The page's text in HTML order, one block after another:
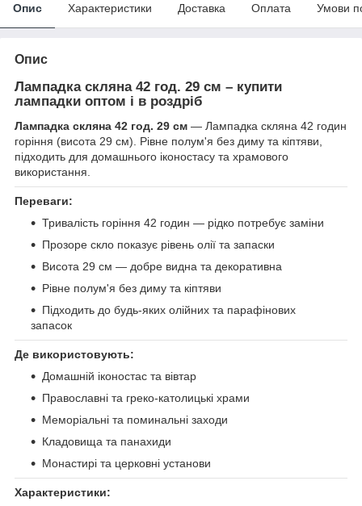
Опис Характеристики Доставка Оплата Умови
Опис
Лампадка скляна 42 год. 29 см – купити
лампадки оптом і в роздріб
Лампадка скляна 42 год. 29 см — Лампадка скляна 42 годин
горіння (висота 29 см). Рівне полум'я без диму та кіптяви,
підходить для домашнього іконостасу та храмового
використання.
Переваги:
Тривалість горіння 42 годин — рідко потребує заміни
Прозоре скло показує рівень олії та запаски
Висота 29 см — добре видна та декоративна
Рівне полум'я без диму та кіптяви
Підходить до будь-яких олійних та парафінових
запасок
Де використовують:
Домашній іконостас та вівтар
Православні та греко-католицькі храми
Меморіальні та поминальні заходи
Кладовища та панахиди
Монастирі та церковні установи
Характеристики: